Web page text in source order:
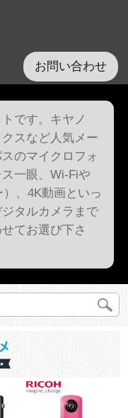
お問い合わせ
です。キヤノ
スなど人気メー
のマイクロフォ
一眼、Wi-Fiや
、4K動画といっ
タルカメラまで
てお選び下さ